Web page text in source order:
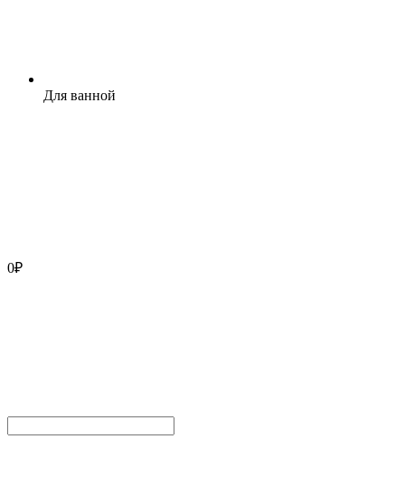
Для ванной
0₽